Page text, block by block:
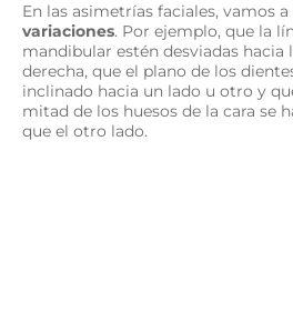
En las asimetrías faciales, vamos
variaciones. Por ejemplo, que la
mandibular estén desviadas hacia
derecha, que el plano de los
inclinado hacia un lado u otro y
mitad de los huesos de la cara se
que el otro lado.